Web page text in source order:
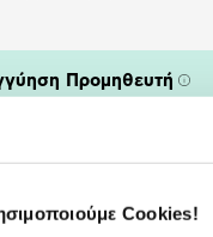
Cookies!
Προμηθευτή